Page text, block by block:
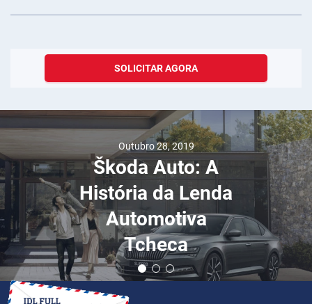
SOLICITAR AGORA
Outubro 28, 2019
Škoda Auto: A
História da Lenda
Automotiva
Tcheca